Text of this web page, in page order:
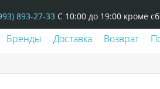
893-27-33 С 10:00 до 19:00 кроме
Бренды Доставка Возврат